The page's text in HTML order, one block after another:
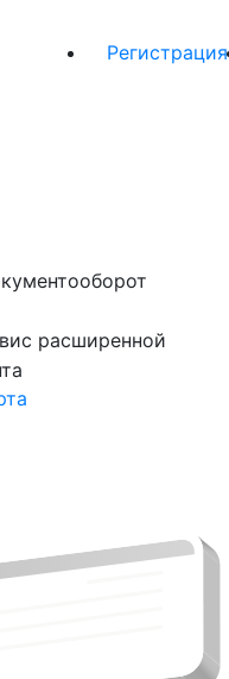
Регистрация
расширенной